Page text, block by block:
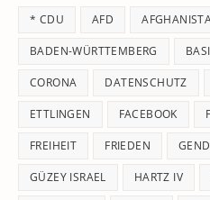
* CDU AFD
BADEN-WÜRTTEMBERG
CORONA DATENSCHUTZ
ETTLINGEN FACEBOOK
FREIHEIT FRIEDEN
GÜZEY ISRAEL HARTZ IV